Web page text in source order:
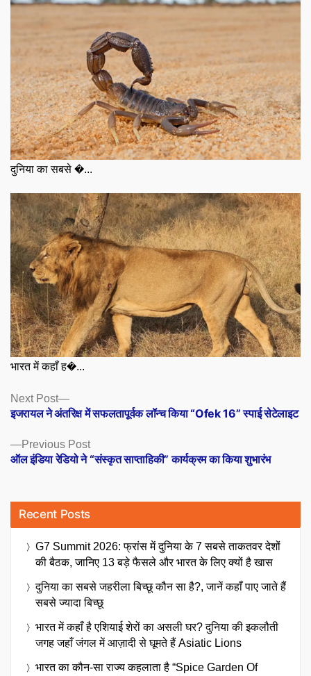
दुनिया का सबसे �...
भारत में कहाँ ह�...
Posts
navigation
Previous PostPrevious
post:
ऑल इंडिया रेडियो ने “संस्कृत साप्ताहिकी” कार्यक्रम का किया शुभारंभ
Next Post
Next
post:
इजरायल ने अंतरिक्ष में सफलतापूर्वक लॉन्च किया “Ofek 16” स्पाई सेटेलाइट
Recent Posts
G7 Summit 2026: फ्रांस में दुनिया के 7 सबसे ताकतवर देशों
की बैठक, जानिए 13 बड़े फैसले और भारत के लिए क्यों है खास
दुनिया का सबसे जहरीला बिच्छू कौन सा है?, जानें कहाँ पाए जाते हैं
सबसे ज्यादा बिच्छू
भारत में कहाँ है एशियाई शेरों का असली घर? दुनिया की इकलौती
जगह जहाँ जंगल में आज़ादी से घूमते हैं Asiatic Lions
भारत का कौन-सा राज्य कहलाता है “Spice Garden Of